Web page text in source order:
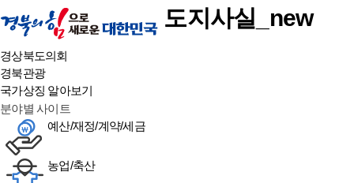
본문 바로가기
도지사실_new
경상북도의회
경북관광
국가상징 알아보기
분야별 사이트
예산/재정/계약/세금
농업/축산